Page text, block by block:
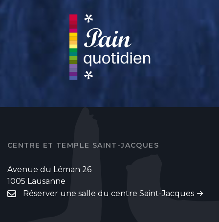
CENTRE ET TEMPLE SAINT-JACQUES
Avenue du Léman 26
1005 Lausanne
Réserver une salle du centre Saint-Jacques